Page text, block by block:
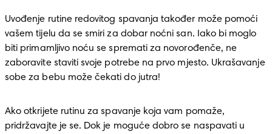
Uvođenje rutine redovitog spavanja također može pomoći
vašem tijelu da se smiri za dobar noćni san. Iako bi moglo
biti primamljivo noću se spremati za novorođenče, ne
zaboravite staviti svoje potrebe na prvo mjesto. Ukrašavanje
sobe za bebu može čekati do jutra!
Ako otkrijete rutinu za spavanje koja vam pomaže,
pridržavajte je se. Dok je moguće dobro se naspavati u